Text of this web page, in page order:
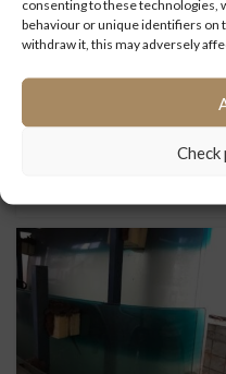
consenting to these technologies,
behaviour or unique identifiers on
withdraw it, this may adversely
Check
Alcoa Felgen